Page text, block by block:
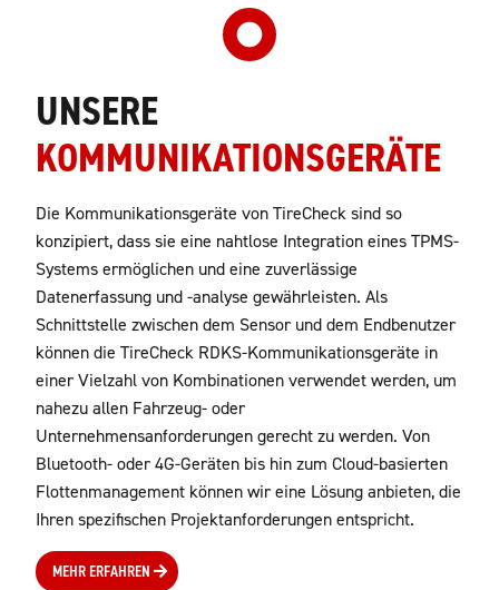
UNSERE
KOMMUNIKATIONSGERÄTE
Die Kommunikationsgeräte von TireCheck sind so
konzipiert, dass sie eine nahtlose Integration eines TPMS-
Systems ermöglichen und eine zuverlässige
Datenerfassung und -analyse gewährleisten. Als
Schnittstelle zwischen dem Sensor und dem Endbenutzer
können die TireCheck RDKS-Kommunikationsgeräte in
einer Vielzahl von Kombinationen verwendet werden, um
nahezu allen Fahrzeug- oder
Unternehmensanforderungen gerecht zu werden. Von
Bluetooth- oder 4G-Geräten bis hin zum Cloud-basierten
Flottenmanagement können wir eine Lösung anbieten, die
Ihren spezifischen Projektanforderungen entspricht.
MEHR ERFAHREN